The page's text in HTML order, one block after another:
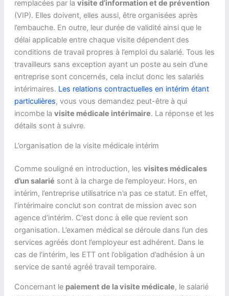
remplacées par la visite d’information et de prévention
(VIP). Elles doivent, elles aussi, être organisées après
l’embauche. En outre, leur durée de validité ainsi que le
délai applicable entre chaque visite dépendent des
conditions de travail propres à l’emploi du salarié. Tous les
travailleurs sans exception ayant un poste au sein d’une
entreprise sont concernés, cela inclut donc les salariés
intérimaires. Les relations contractuelles en intérim étant
particulières, vous vous demandez peut-être à qui
incombe la visite médicale intérimaire. La réponse et les
détails sont à suivre.
L’organisation de la visite médicale intérim
Comme souligné en introduction, les visites médicales
d’un salarié sont à la charge de l’employeur. Hors, en
intérim, l’entreprise utilisatrice n’a pas ce statut. En effet,
l’intérimaire conclut son contrat de mission avec son
agence d’intérim. C’est donc à elle que revient son
organisation. L’examen médical se déroule dans l’un des
services agréés dont l’employeur est adhérent. Dans le
cas de l’intérim, les ETT ont l’obligation d’adhésion à un
service de santé agréé travail temporaire.
Concernant le paiement de la visite médicale, le salarié